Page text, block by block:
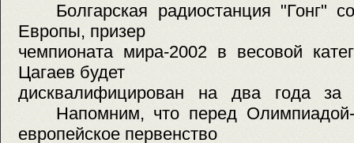
Болгарская радиостанция "Гонг"
Европы, призер
чемпионата мира-2002 в весовой
Цагаев будет
дисквалифицирован на два года за
Напомним, что перед Олимпиадой-
европейское первенство